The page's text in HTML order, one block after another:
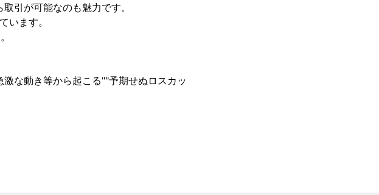
引が可能なのも魅力です。
います。
な動き等から起こる""予期せぬロスカッ